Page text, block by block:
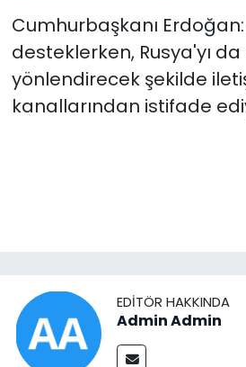
Cumhurbaşkanı Erdoğan:
desteklerken, Rusya'yı da
yönlendirecek şekilde
kanallarından istifade
EDITÖR HAKKINDA
Admin Admin